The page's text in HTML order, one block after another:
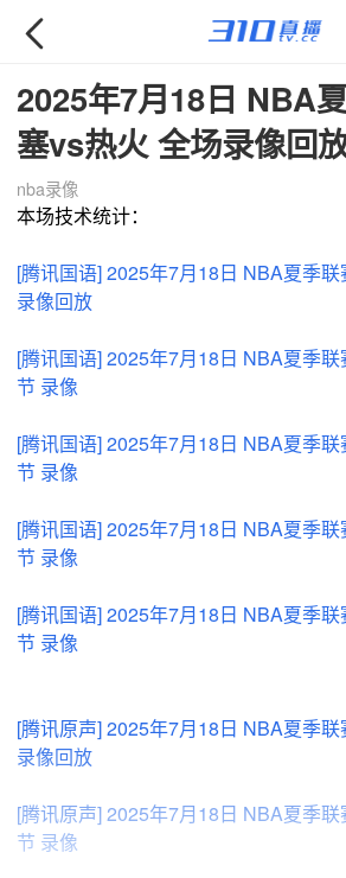

2025年7月18日 NBA
塞vs热火 全场录像回
nba录像
本场技术统计：
[腾讯国语] 2025年7月18日 NBA夏季
录像回放
[腾讯国语] 2025年7月18日 NBA夏季
节 录像
[腾讯国语] 2025年7月18日 NBA夏季
节 录像
[腾讯国语] 2025年7月18日 NBA夏季
节 录像
[腾讯国语] 2025年7月18日 NBA夏季
节 录像
[腾讯原声] 2025年7月18日 NBA夏季
录像回放
[腾讯原声] 2025年7月18日 NBA夏季
节 录像